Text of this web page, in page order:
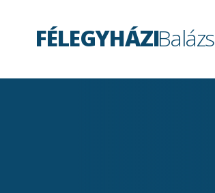
FÉLEGYHÁZIBalázs